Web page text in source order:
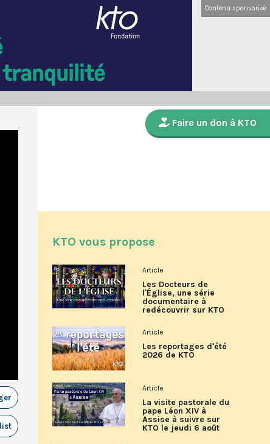
Contenu sponsorisé
Faire un don à KTO
KTO vous propose
Article
Les Docteurs de
l'Église, une série
documentaire à
redécouvrir sur KTO
Article
Les reportages d'été
2026 de KTO
Article
La visite pastorale du
pape Léon XIV à
Assise à suivre sur
KTO le jeudi 6 août